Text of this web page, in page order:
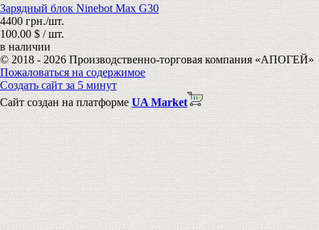
Зарядный блок Ninebot Max G30
4400 грн./шт.
100.00 $ / шт.
в наличии
© 2018 - 2026 Производственно-торговая компания «АПОГЕЙ»
Пожаловаться на содержимое
Создать сайт за 5 минут
Сайт создан на платформе UA Market